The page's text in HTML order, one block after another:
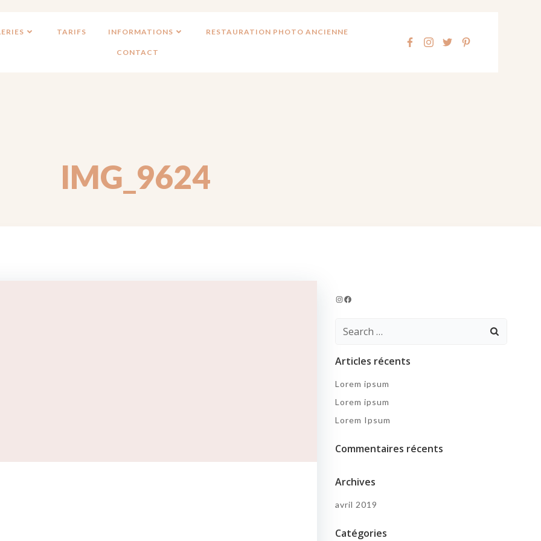
TARIFS INFORMATIONS RESTAURATION PHOTO ANCIENNE
CONTACT
IMG_9624
Instagram
Facebook
Search
Articles récents
Lorem ipsum
Lorem ipsum
Lorem Ipsum
Commentaires récents
Archives
avril 2019
Catégories